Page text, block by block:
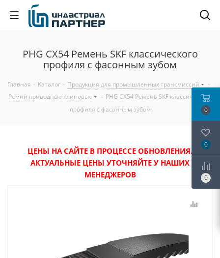
PHG CX54 Ремень SKF классического
профиля с фасонным зубом
Главная - Каталог - Продукция для промышленных трансмиссий
-
Ремни приводные клиновые
- PHG CX54 Ремень SKF классического
профиля с фасонным зубом
ЦЕНЫ НА САЙТЕ В ПРОЦЕССЕ ОБНОВЛЕНИЯ.
АКТУАЛЬНЫЕ ЦЕНЫ УТОЧНЯЙТЕ У НАШИХ
МЕНЕДЖЕРОВ
0
0
0